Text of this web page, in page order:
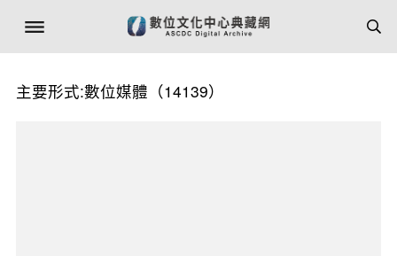
主要形式:數位媒體（14139）